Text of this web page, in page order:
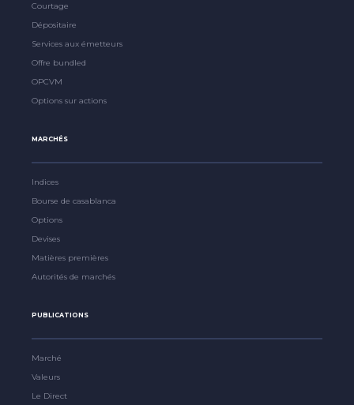
Courtage
Dépositaire
Services aux émetteurs
Offre bundled
OPCVM
Options sur actions
MARCHÉS
Indices
Bourse de casablanca
Options
Devises
Matières premières
Autorités de marchés
PUBLICATIONS
Marché
Valeurs
Le Direct